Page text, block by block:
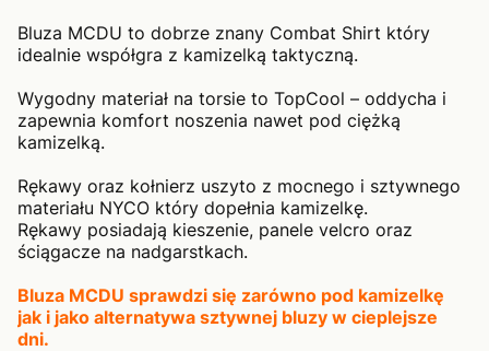
Bluza MCDU to dobrze znany Combat Shirt który
idealnie współgra z kamizelką taktyczną.
Wygodny materiał na torsie to TopCool – oddycha i
zapewnia komfort noszenia nawet pod ciężką
kamizelką.
Rękawy oraz kołnierz uszyto z mocnego i sztywnego
materiału NYCO który dopełnia kamizelkę.
Rękawy posiadają kieszenie, panele velcro oraz
ściągacze na nadgarstkach.
Bluza MCDU sprawdzi się zarówno pod kamizelkę
jak i jako alternatywa sztywnej bluzy w cieplejsze
dni.